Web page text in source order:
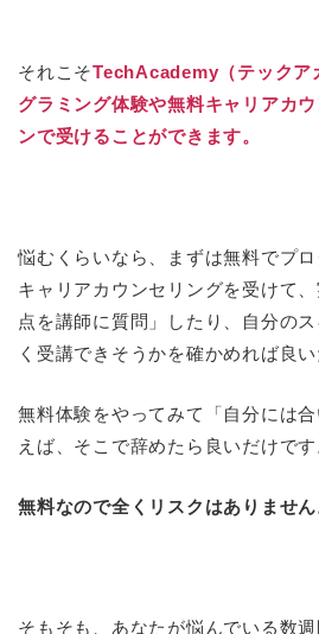
それこそTechAcademy（テックア
グラミング体験や無料キャリアカ
ンで受けることができます。
悩むくらいなら、まずは無料でプ
キャリアカウンセリングを受けて
点を講師に質問」したり、自分の
く受講できそうかを確かめれば良い
無料体験をやってみて「自分には
えば、そこで辞めたら良いだけです
無料なので全くリスクはありません
そもそも、あなたが悩んでいる数